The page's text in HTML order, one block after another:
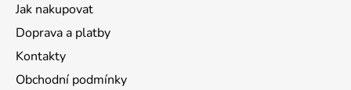
Jak nakupovat
Doprava a platby
Kontakty
Obchodní podmínky